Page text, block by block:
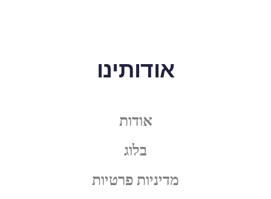
אודותינו
אודות
בלוג
מדיניות פרטיות